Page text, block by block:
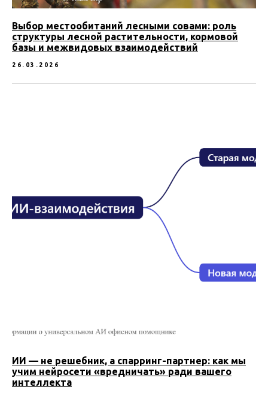
Выбор местообитаний лесными совами: роль
структуры лесной растительности, кормовой
базы и межвидовых взаимодействий
26.03.2026
ИИ — не решебник, а спарринг-партнер: как мы
учим нейросети «вредничать» ради вашего
интеллекта